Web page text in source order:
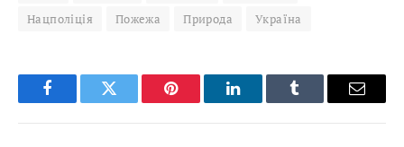
Нацполіція
Пожежа Природа Україна
FacebookTwitter Pinterest LinkedInTumblr Email